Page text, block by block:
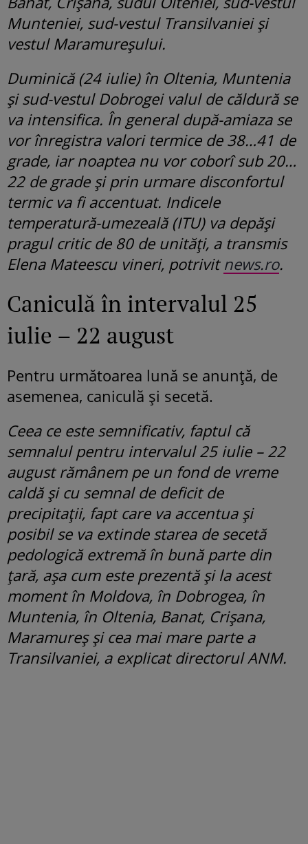
Munteniei, sud-vestul Transilvaniei și
vestul Maramureșului.
Duminică (24 iulie) în Oltenia, Muntenia
şi sud-vestul Dobrogei valul de căldură se
va intensifica. În general după-amiaza se
vor înregistra valori termice de 38…41 de
grade, iar noaptea nu vor coborî sub 20…
22 de grade şi prin urmare disconfortul
termic va fi accentuat. Indicele
temperatură-umezeală (ITU) va depăşi
pragul critic de 80 de unităţi, a transmis
Elena Mateescu vineri, potrivit news.ro.
Caniculă în intervalul 25
iulie – 22 august
Pentru următoarea lună se anunță, de
asemenea, caniculă și secetă.
Ceea ce este semnificativ, faptul că
semnalul pentru intervalul 25 iulie – 22
august rămânem pe un fond de vreme
caldă şi cu semnal de deficit de
precipitaţii, fapt care va accentua şi
posibil se va extinde starea de secetă
pedologică extremă în bună parte din
ţară, aşa cum este prezentă şi la acest
moment în Moldova, în Dobrogea, în
Muntenia, în Oltenia, Banat, Crişana,
Maramureş şi cea mai mare parte a
Transilvaniei, a explicat directorul ANM.